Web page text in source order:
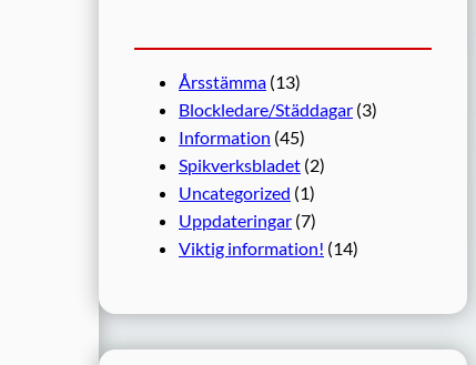
Årsstämma (13)
Blockledare/Städdagar (3)
Information (45)
Spikverksbladet (2)
Uncategorized (1)
Uppdateringar (7)
Viktig information! (14)